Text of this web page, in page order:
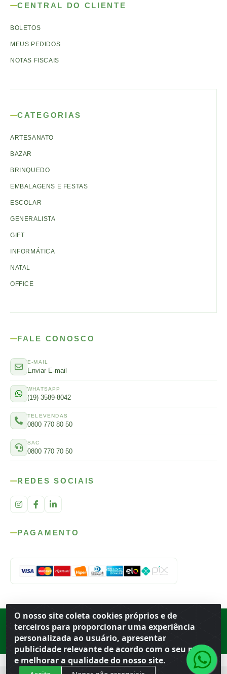
O nosso site coleta cookies próprios e de
terceiros para proporcionar uma experiência
personalizada ao usuário, apresentar
publicidade relevante de acordo com o seu perfil
e melhorar a qualidade do nosso site.
CENTRAL DO CLIENTE
BOLETOS
MEUS PEDIDOS
NOTAS FISCAIS
CATEGORIAS
ARTESANATO
BAZAR
BRINQUEDO
EMBALAGENS E FESTAS
ESCOLAR
GENERALISTA
GIFT
INFORMÁTICA
NATAL
OFFICE
FALE CONOSCO
E-MAIL
Enviar E-mail
WHATSAPP
(19) 3589-8042
TELEVENDAS
0800 770 80 50
SAC
0800 770 70 50
REDES SOCIAIS
PAGAMENTO
Rod. SP-215, s/n, km 98 — Área Rural Porto Ferreira ·BR
· CEP
· CNPJ 56.679.863/0001-91
© 2026 Atacado Ideal